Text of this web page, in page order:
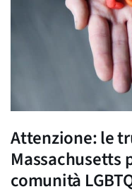
Attenzione: le
Massachusetts
comunità